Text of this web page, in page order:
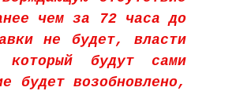
чем за 72 часа до
не будет, власти
будут сами
будет возобновлено,